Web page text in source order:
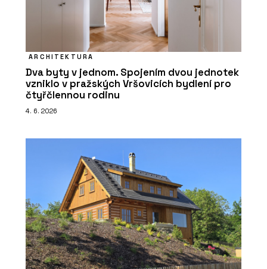
ARCHITEKTURA
Dva byty v jednom. Spojením dvou jednotek
vzniklo v pražských Vršovicích bydlení pro
čtyřčlennou rodinu
4. 6. 2026